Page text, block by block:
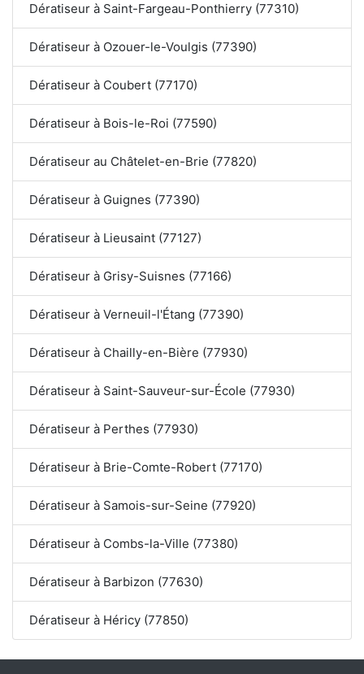
Dératiseur à Saint-Fargeau-Ponthierry (77310)
Dératiseur à Ozouer-le-Voulgis (77390)
Dératiseur à Coubert (77170)
Dératiseur à Bois-le-Roi (77590)
Dératiseur au Châtelet-en-Brie (77820)
Dératiseur à Guignes (77390)
Dératiseur à Lieusaint (77127)
Dératiseur à Grisy-Suisnes (77166)
Dératiseur à Verneuil-l'Étang (77390)
Dératiseur à Chailly-en-Bière (77930)
Dératiseur à Saint-Sauveur-sur-École (77930)
Dératiseur à Perthes (77930)
Dératiseur à Brie-Comte-Robert (77170)
Dératiseur à Samois-sur-Seine (77920)
Dératiseur à Combs-la-Ville (77380)
Dératiseur à Barbizon (77630)
Dératiseur à Héricy (77850)